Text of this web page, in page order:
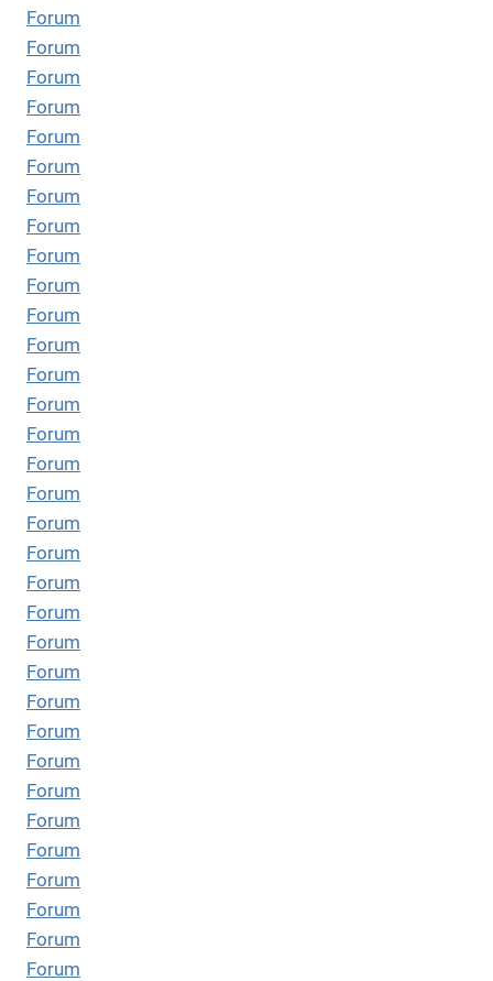
Forum
Forum
Forum
Forum
Forum
Forum
Forum
Forum
Forum
Forum
Forum
Forum
Forum
Forum
Forum
Forum
Forum
Forum
Forum
Forum
Forum
Forum
Forum
Forum
Forum
Forum
Forum
Forum
Forum
Forum
Forum
Forum
Forum